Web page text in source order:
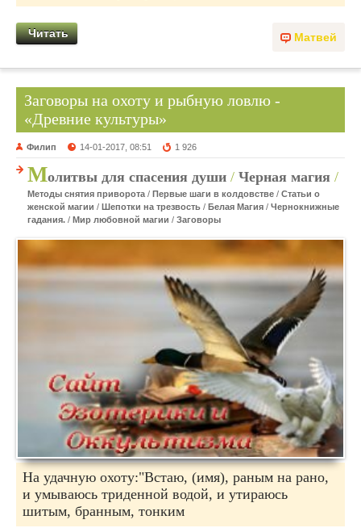
Матвей
Читать
Заговоры на охоту и рыбную ловлю -
«Древние культуры»
Филип 14-01-2017, 08:51 1 926
Молитвы для спасения души / Черная магия /
Методы снятия приворота / Первые шаги в колдовстве / Статьи о
женской магии / Шепотки на трезвость / Белая Магия / Чернокнижные
гадания. / Мир любовной магии / Заговоры
На удачную охоту:"Встаю, (имя), раным на рано,
и умываюсь триденной водой, и утираюсь
шитым, бранным, тонким